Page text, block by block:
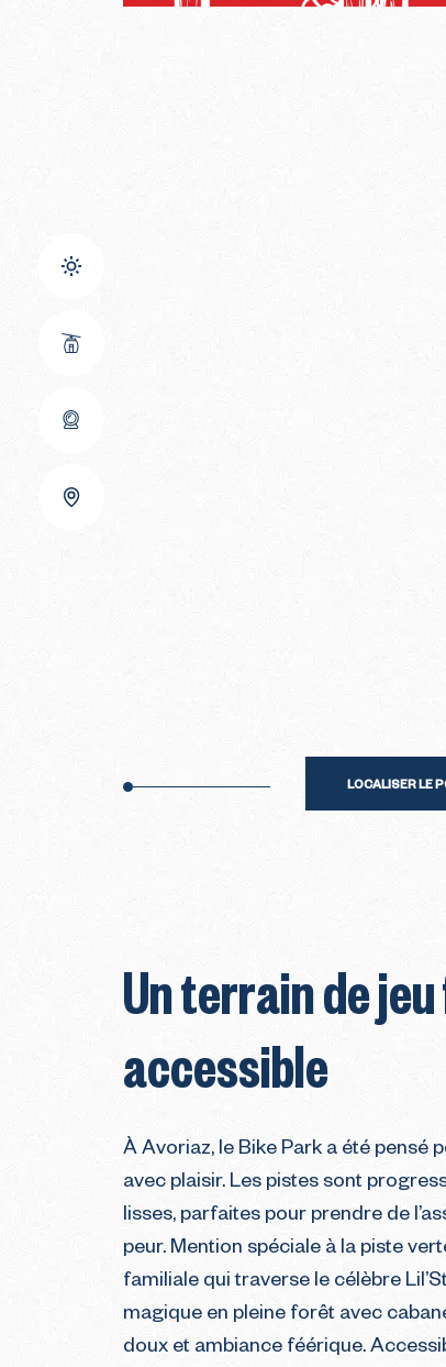
LOCALISER LE
Un terrain de
accessible
À Avoriaz, le Bike Park a été pensé
avec plaisir. Les pistes sont
lisses, parfaites pour prendre de
peur. Mention spéciale à la piste
familiale qui traverse le célèbre
magique en pleine forêt avec
doux et ambiance féérique.